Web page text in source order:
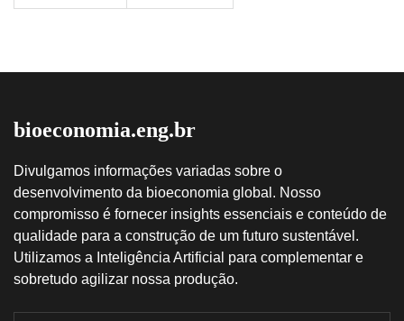
bioeconomia.eng.br
Divulgamos informações variadas sobre o
desenvolvimento da bioeconomia global. Nosso
compromisso é fornecer insights essenciais e conteúdo de
qualidade para a construção de um futuro sustentável.
Utilizamos a Inteligência Artificial para complementar e
sobretudo agilizar nossa produção.